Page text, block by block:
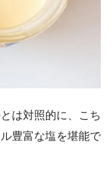
は対照的に、こち
豊富な塩を堪能で